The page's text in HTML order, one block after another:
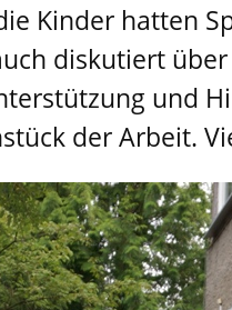
Kinder hatten
diskutiert
und
der Arbeit.